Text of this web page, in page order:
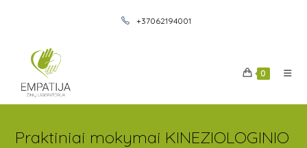
+37062194001
0
Praktiniai mokymai KINEZIOLOGINIO